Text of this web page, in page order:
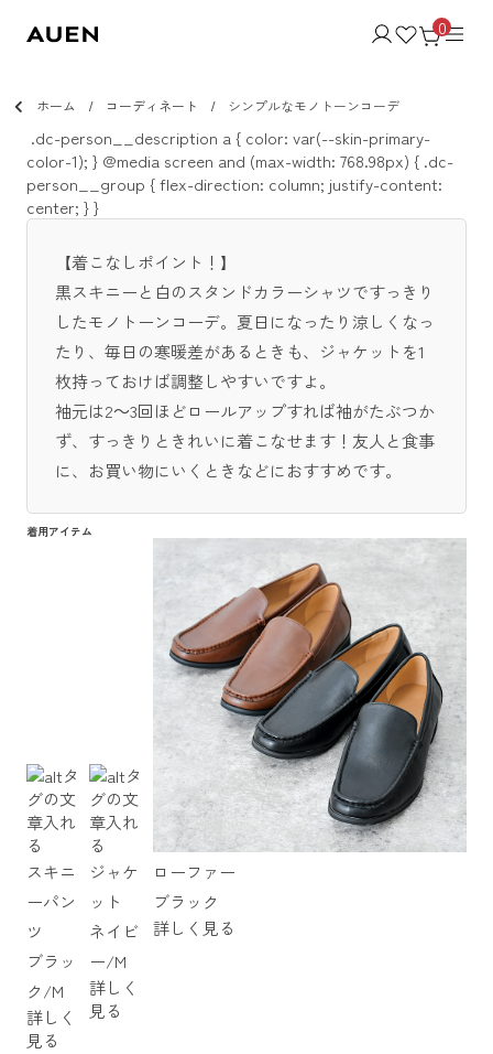
0
ホーム コーディネート シンプルなモノトーンコーデ
.dc-person__description a { color: var(--skin-primary-
color-1); } @media screen and (max-width: 768.98px) { .dc-
person__group { flex-direction: column; justify-content:
center; } }
【着こなしポイント！】
黒スキニーと白のスタンドカラーシャツですっきり
したモノトーンコーデ。夏日になったり涼しくなっ
たり、毎日の寒暖差があるときも、ジャケットを1
枚持っておけば調整しやすいですよ。
袖元は2～3回ほどロールアップすれば袖がたぶつか
ず、すっきりときれいに着こなせます！友人と食事
に、お買い物にいくときなどにおすすめです。
着用アイテム
スキニ
ーパン
ツ
ブラッ
ク/M
詳しく
見る
ジャケ
ット
ネイビ
ー/M
詳しく
見る
ローファー
ブラック
詳しく見る